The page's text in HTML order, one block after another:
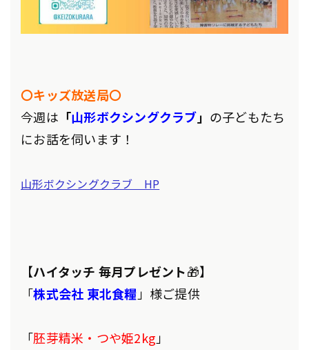
〇キッズ放送局〇
今週は 「山形ボクシングクラブ」 の子どもたち
にお話を伺います！
山形ボクシングクラブ HP
【ハイタッチ 毎月プレゼント🎁】
「株式会社 東北食糧 」様ご提供
「胚芽精米・つや姫2kg 」